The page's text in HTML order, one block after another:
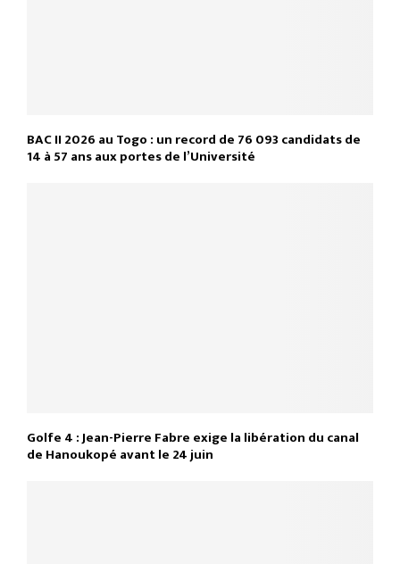
BAC II 2026 au Togo : un record de 76 093 candidats de
14 à 57 ans aux portes de l’Université
Golfe 4 : Jean-Pierre Fabre exige la libération du canal
de Hanoukopé avant le 24 juin